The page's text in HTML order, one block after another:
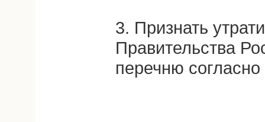
3. Признать
Правительства
перечню